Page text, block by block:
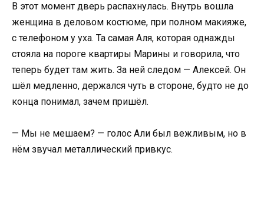
В этот момент дверь распахнулась. Внутрь вошла
женщина в деловом костюме, при полном макияже,
с телефоном у уха. Та самая Аля, которая однажды
стояла на пороге квартиры Марины и говорила, что
теперь будет там жить. За ней следом — Алексей. Он
шёл медленно, держался чуть в стороне, будто не до
конца понимал, зачем пришёл.
— Мы не мешаем? — голос Али был вежливым, но в
нём звучал металлический привкус.